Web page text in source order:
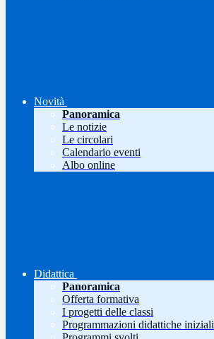
Novità
Panoramica
Le notizie
Le circolari
Calendario eventi
Albo online
Didattica
Panoramica
Offerta formativa
I progetti delle classi
Programmazioni didattiche iniziali